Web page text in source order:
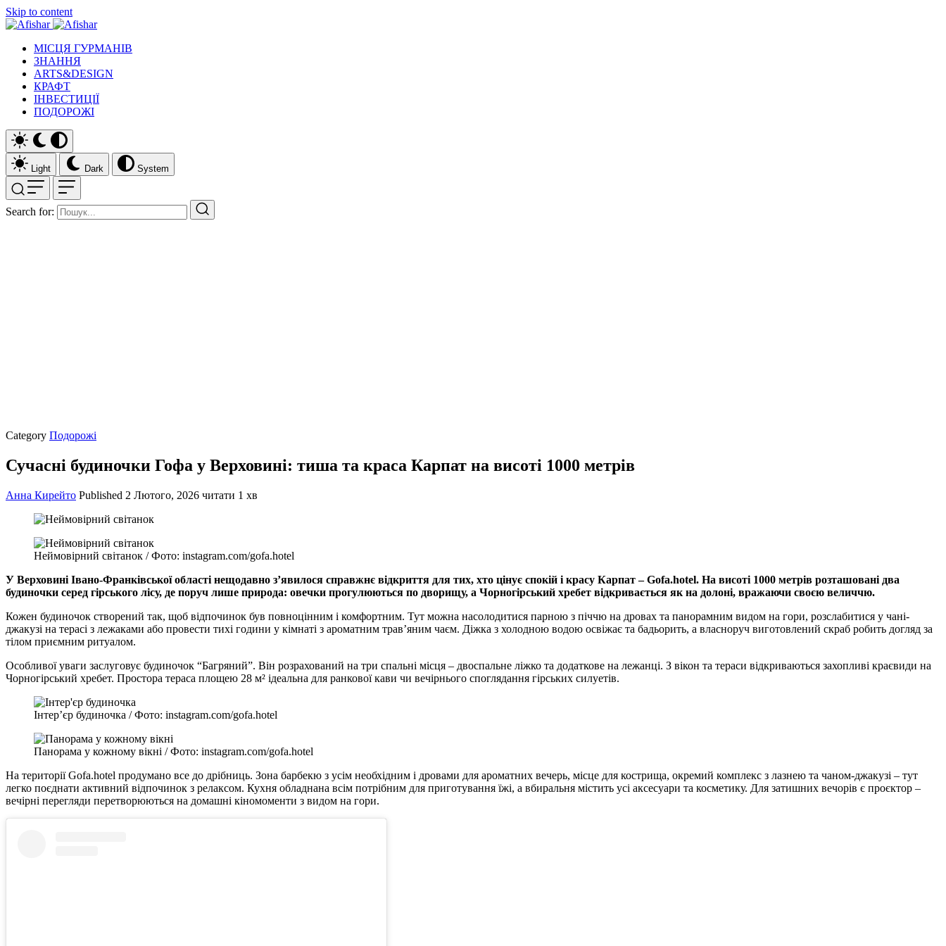
Skip to content
МІСЦЯ ГУРМАНІВ
ЗНАННЯ
ARTS&DESIGN
КРАФТ
ІНВЕСТИЦІЇ
ПОДОРОЖІ
Light Dark System
Search for:
Category Подорожі
Сучасні будиночки Гофа у Верховині: тиша та краса Карпат на висоті 1000 метрів
Анна Кирейто Published 2 Лютого, 2026 читати 1 хв
Неймовірний світанок / Фото: instagram.com/gofa.hotel
У Верховині Івано-Франківської області нещодавно з’явилося справжнє відкриття для тих, хто цінує спокій і красу Карпат – Gofa.hotel. На висоті 1000 метрів розташовані два
будиночки серед гірського лісу, де поруч лише природа: овечки прогулюються по дворищу, а Чорногірський хребет відкривається як на долоні, вражаючи своєю величчю.
Кожен будиночок створений так, щоб відпочинок був повноцінним і комфортним. Тут можна насолодитися парною з піччю на дровах та панорамним видом на гори, розслабитися у чані-
джакузі на терасі з лежаками або провести тихі години у кімнаті з ароматним трав’яним чаєм. Діжка з холодною водою освіжає та бадьорить, а власноруч виготовлений скраб робить догляд за
тілом приємним ритуалом.
Особливої уваги заслуговує будиночок “Багряний”. Він розрахований на три спальні місця – двоспальне ліжко та додаткове на лежанці. З вікон та тераси відкриваються захопливі краєвиди на
Чорногірський хребет. Простора тераса площею 28 м² ідеальна для ранкової кави чи вечірнього споглядання гірських силуетів.
Інтер’єр будиночка / Фото: instagram.com/gofa.hotel
Панорама у кожному вікні / Фото: instagram.com/gofa.hotel
На території Gofa.hotel продумано все до дрібниць. Зона барбекю з усім необхідним і дровами для ароматних вечерь, місце для кострища, окремий комплекс з лазнею та чаном-джакузі – тут
легко поєднати активний відпочинок з релаксом. Кухня обладнана всім потрібним для приготування їжі, а вбиральня містить усі аксесуари та косметику. Для затишних вечорів є проєктор –
вечірні перегляди перетворюються на домашні кіномоменти з видом на гори.